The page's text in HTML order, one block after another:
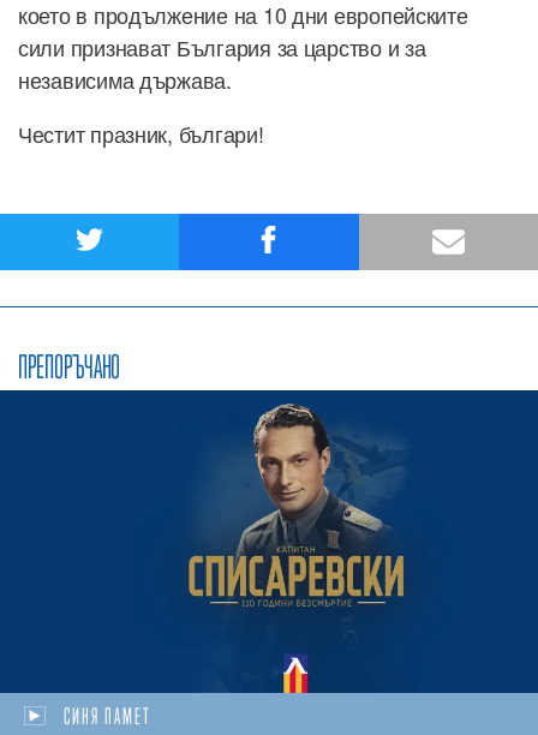
което в продължение на 10 дни европейските
сили признават България за царство и за
независима държава.
Честит празник, българи!
ПРЕПОРЪЧАНО
СИНЯ ПАМЕТ